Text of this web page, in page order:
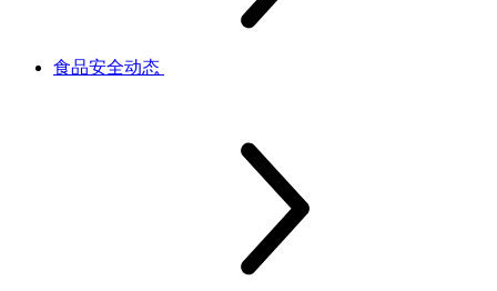
食品安全动态